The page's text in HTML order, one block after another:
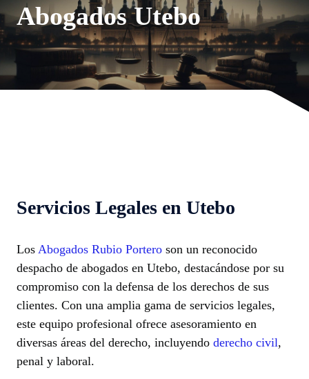
Abogados Utebo
Servicios Legales en Utebo
Los Abogados Rubio Portero son un reconocido
despacho de abogados en Utebo, destacándose por su
compromiso con la defensa de los derechos de sus
clientes. Con una amplia gama de servicios legales,
este equipo profesional ofrece asesoramiento en
diversas áreas del derecho, incluyendo derecho civil,
penal y laboral.